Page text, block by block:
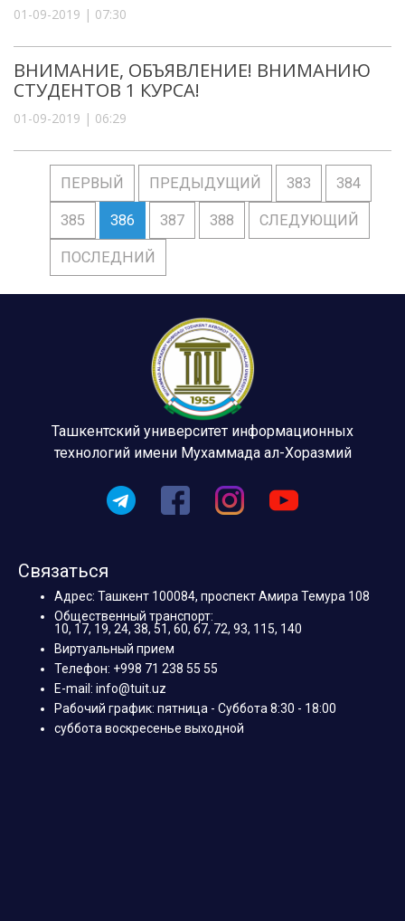
01-09-2019 | 07:30
ВНИМАНИЕ, ОБЪЯВЛЕНИЕ! ВНИМАНИЮ
СТУДЕНТОВ 1 КУРСА!
01-09-2019 | 06:29
ПЕРВЫЙ ПРЕДЫДУЩИЙ 383 384
385 386 387 388 СЛЕДУЮЩИЙ
ПОСЛЕДНИЙ
Ташкентский университет информационных
технологий имени Мухаммада ал-Хоразмий
Связаться
Адрес: Ташкент 100084, проспект Амира Темура 108
Общественный транспорт:
10, 17, 19, 24, 38, 51, 60, 67, 72, 93, 115, 140
Виртуальный прием
Телефон: +998 71 238 55 55
E-mail: info@tuit.uz
Рабочий график: пятница - Суббота 8:30 - 18:00
суббота воскресенье выходной